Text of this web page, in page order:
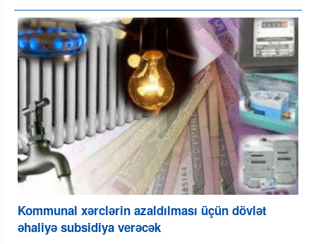
Kommunal xərclərin azaldılması üçün dövlət
əhaliyə subsidiya verəcək